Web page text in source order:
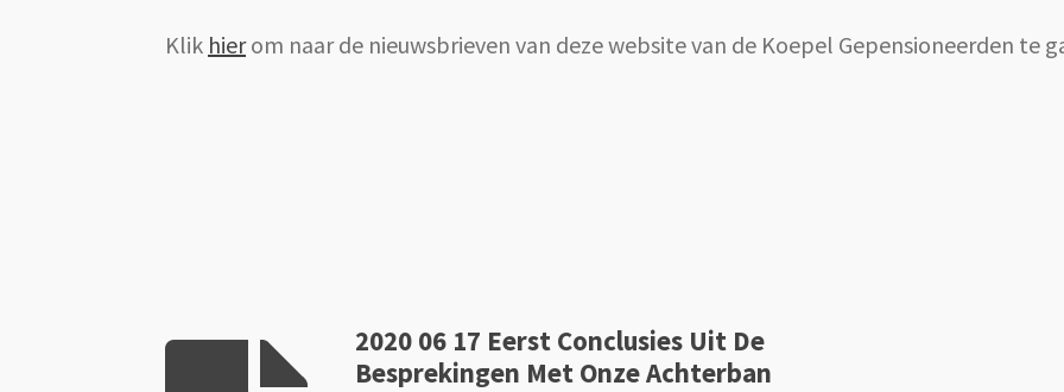
Klik hierom naar de nieuwsbrieven van deze website van de Koepel Gepensioneerden te
2020 06 17 Eerst Conclusies Uit De
Besprekingen Met Onze Achterban